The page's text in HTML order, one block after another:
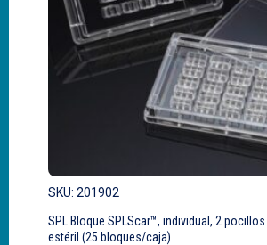
SKU: 201902
SPL Bloque SPLScar™, individual, 2
estéril (25 bloques/caja)